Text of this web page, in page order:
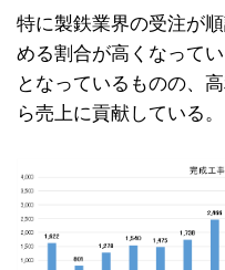
特に製鉄業界の受注が
める割合が高くなって
となっているものの、
ら売上に貢献している。